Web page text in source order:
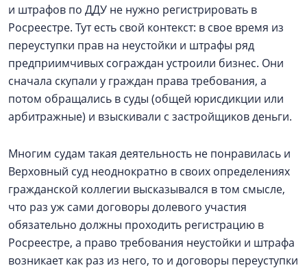
и штрафов по ДДУ не нужно регистрировать в
Росреестре. Тут есть свой контекст: в свое время из
переуступки прав на неустойки и штрафы ряд
предприимчивых сограждан устроили бизнес. Они
сначала скупали у граждан права требования, а
потом обращались в суды (общей юрисдикции или
арбитражные) и взыскивали с застройщиков деньги.
Многим судам такая деятельность не понравилась и
Верховный суд неоднократно в своих определениях
гражданской коллегии высказывался в том смысле,
что раз уж сами договоры долевого участия
обязательно должны проходить регистрацию в
Росреестре, а право требования неустойки и штрафа
возникает как раз из него, то и договоры переуступки